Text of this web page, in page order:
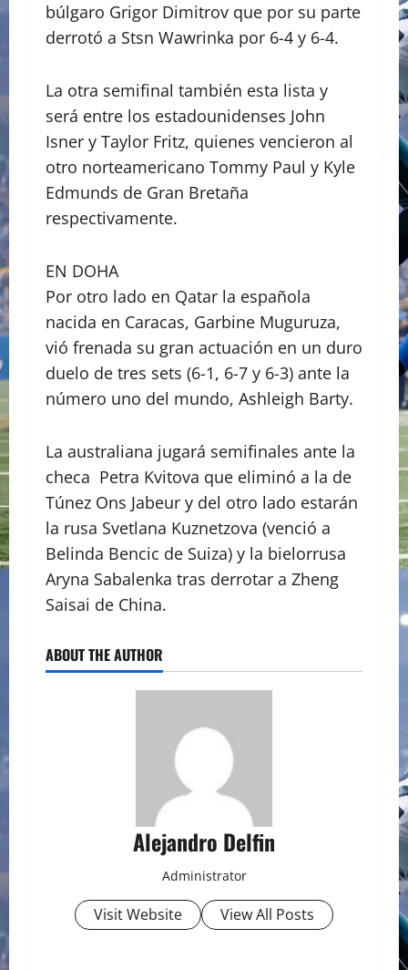
búlgaro Grigor Dimitrov que por su parte
derrotó a Stsn Wawrinka por 6-4 y 6-4.
La otra semifinal también esta lista y
será entre los estadounidenses John
Isner y Taylor Fritz, quienes vencieron al
otro norteamericano Tommy Paul y Kyle
Edmunds de Gran Bretaña
respectivamente.
EN DOHA
Por otro lado en Qatar la española
nacida en Caracas, Garbine Muguruza,
vió frenada su gran actuación en un duro
duelo de tres sets (6-1, 6-7 y 6-3) ante la
número uno del mundo, Ashleigh Barty.
La australiana jugará semifinales ante la
checa Petra Kvitova que eliminó a la de
Túnez Ons Jabeur y del otro lado estarán
la rusa Svetlana Kuznetzova (venció a
Belinda Bencic de Suiza) y la bielorrusa
Aryna Sabalenka tras derrotar a Zheng
Saisai de China.
ABOUT THE AUTHOR
Alejandro Delfin
Administrator
Visit Website View All Posts